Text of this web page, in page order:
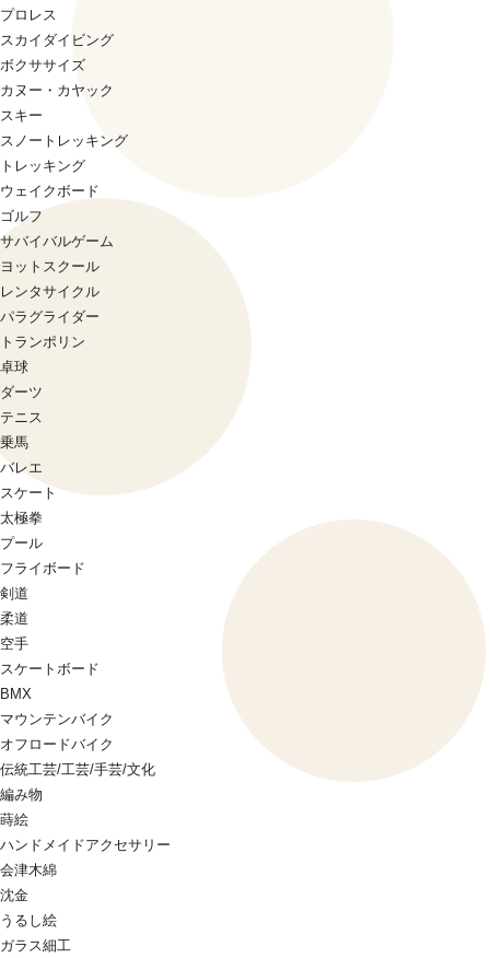
プロレス
スカイダイビング
ボクササイズ
カヌー・カヤック
スキー
スノートレッキング
トレッキング
ウェイクボード
ゴルフ
サバイバルゲーム
ヨットスクール
レンタサイクル
パラグライダー
トランポリン
卓球
ダーツ
テニス
乗馬
バレエ
スケート
太極拳
プール
フライボード
剣道
柔道
空手
スケートボード
BMX
マウンテンバイク
オフロードバイク
伝統工芸/工芸/手芸/文化
編み物
蒔絵
ハンドメイドアクセサリー
会津木綿
沈金
うるし絵
ガラス細工